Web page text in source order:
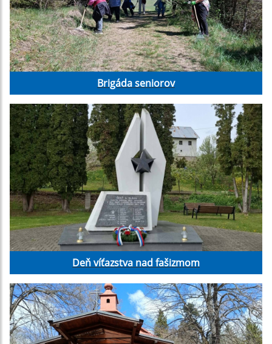
Brigáda seniorov
Deň víťazstva nad fašizmom